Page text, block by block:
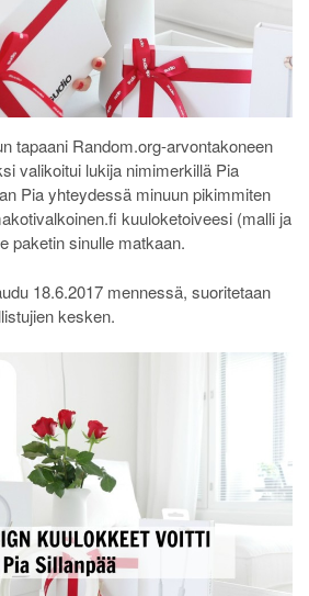
tapaani Random.org-arvontakoneen
valikoitui lukija nimimerkillä Pia
Pia yhteydessä minuun pikimmiten
kuuloketoiveesi (malli ja
paketin sinulle matkaan.
18.6.2017 mennessä, suoritetaan
kesken.